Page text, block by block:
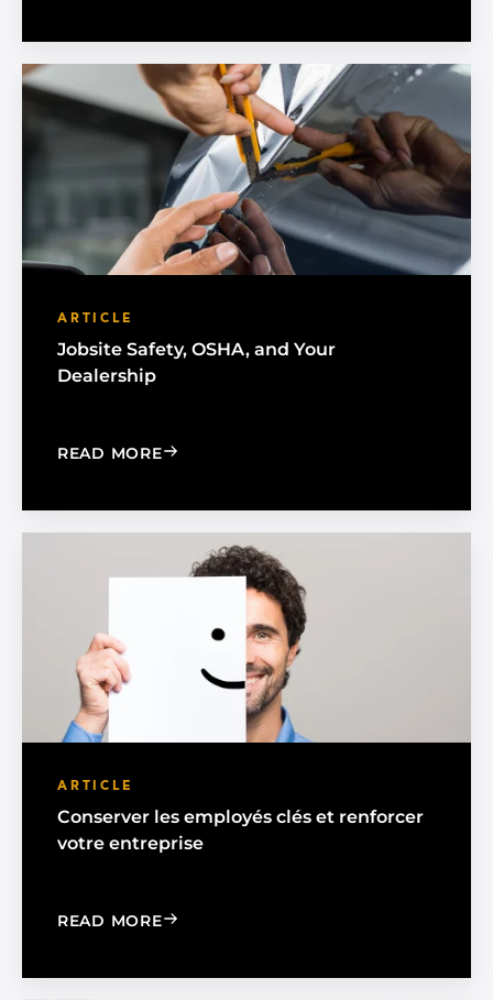
ARTICLE
Jobsite Safety, OSHA, and Your
Dealership
READ MORE: JOBSITE SAFETY, OSHA, AND YOUR
ARTICLE
Conserver les employés clés et renforcer
votre entreprise
READ MORE: RETAIN KEY EMPLOYEES AND